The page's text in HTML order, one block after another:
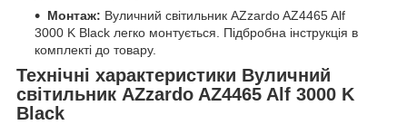
Монтаж: Вуличний світильник AZzardo AZ4465 Alf
3000 K Black легко монтується. Підбробна інструкція в
комплекті до товару.
Технічні характеристики Вуличний
світильник AZzardo AZ4465 Alf 3000 K
Black